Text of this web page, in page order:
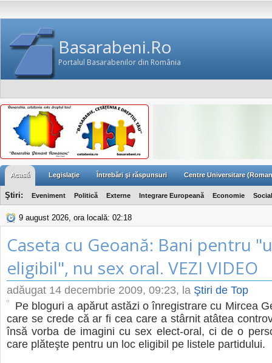
Basarabeni.Ro
Portalul Basarabenilor din România
Acasă Legislaţie Întrebări şi răspunsuri Centre Universitare
Ştiri: Eveniment Politică Externe Integrare Europeană Economie Social
9 august 2026, ora locală: 02:18
Caseta cu Geoană: Bani pentru
eligibil", nu sex oral. VEZI VIDEO
adăugat 14 decembrie 2009, 09:23, la Ştiri de Top
Pe bloguri a apărut astăzi o înregistrare cu Mircea
care se crede că ar fi cea care a stârnit atâtea
însă vorba de imagini cu sex elect-oral, ci de o
care plăteşte pentru un loc eligibil pe listele partidului.